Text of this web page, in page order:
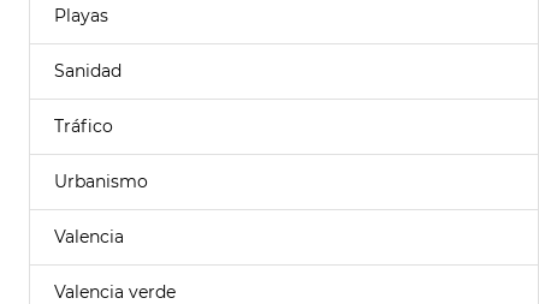
Playas
Sanidad
Tráfico
Urbanismo
Valencia
Valencia verde